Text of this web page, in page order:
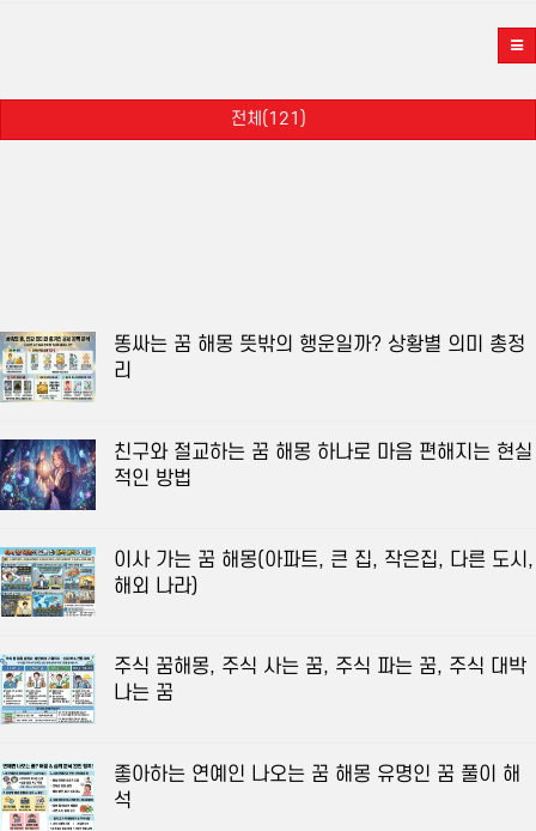
전체(121)
똥싸는 꿈 해몽 뜻밖의 행운일까? 상황별 의미 총정
리
친구와 절교하는 꿈 해몽 하나로 마음 편해지는 현실
적인 방법
이사 가는 꿈 해몽(아파트, 큰 집, 작은집, 다른 도시,
해외 나라)
주식 꿈해몽, 주식 사는 꿈, 주식 파는 꿈, 주식 대박
나는 꿈
좋아하는 연예인 나오는 꿈 해몽 유명인 꿈 풀이 해
석